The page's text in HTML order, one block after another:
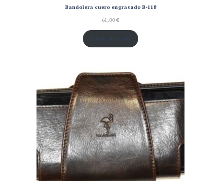
Bandolera cuero engrasado B-118
61,00€
Añadir al carrito